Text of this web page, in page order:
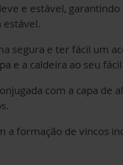
e estável,
segura e ter fácil um
e a caldeira ao seu fácil
com a capa de
formação de vincos